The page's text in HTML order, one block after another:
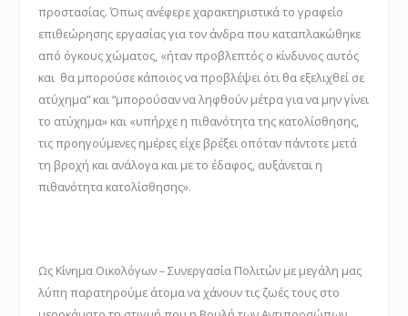
προστασίας. Όπως ανέφερε χαρακτηριστικά το γραφείο
επιθεώρησης εργασίας για τον άνδρα που καταπλακώθηκε
από όγκους χώματος, «ήταν προβλεπτός ο κίνδυνος αυτός
και θα μπορούσε κάποιος να προβλέψει ότι θα εξελιχθεί σε
ατύχημα” και “μπορούσαν να ληφθούν μέτρα για να μην γίνει
το ατύχημα» και «υπήρχε η πιθανότητα της κατολίσθησης,
τις προηγούμενες ημέρες είχε βρέξει οπόταν πάντοτε μετά
τη βροχή και ανάλογα και με το έδαφος, αυξάνεται η
πιθανότητα κατολίσθησης».
Ως Κίνημα Οικολόγων – Συνεργασία Πολιτών με μεγάλη μας
λύπη παρατηρούμε άτομα να χάνουν τις ζωές τους στο